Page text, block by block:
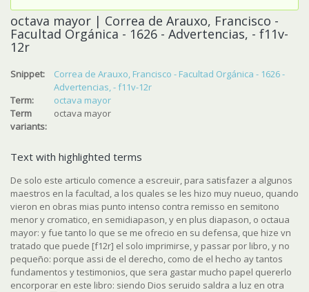
octava mayor | Correa de Arauxo, Francisco -
Facultad Orgánica - 1626 - Advertencias, - f11v-
12r
Snippet:
Correa de Arauxo, Francisco - Facultad Orgánica - 1626 -
Advertencias, - f11v-12r
Term:
octava mayor
Term
variants:
octava mayor
Text with highlighted terms
De solo este articulo comence a escreuir, para satisfazer a algunos
maestros en la facultad, a los quales se les hizo muy nueuo, quando
vieron en obras mias punto intenso contra remisso en semitono
menor y cromatico, en semidiapason, y en plus diapason, o octaua
mayor: y fue tanto lo que se me ofrecio en su defensa, que hize vn
tratado que puede [f12r] el solo imprimirse, y passar por libro, y no
pequeño: porque assi de el derecho, como de el hecho ay tantos
fundamentos y testimonios, que sera gastar mucho papel quererlo
encorporar en este libro: siendo Dios seruido saldra a luz en otra